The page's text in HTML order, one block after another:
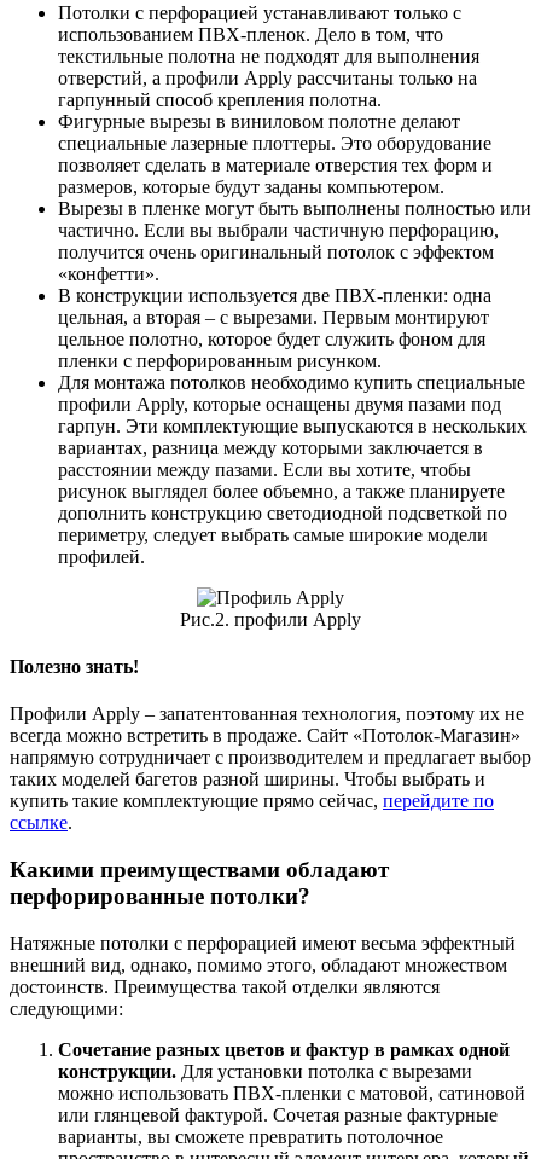
Потолки с перфорацией устанавливают только с
использованием ПВХ-пленок. Дело в том, что
текстильные полотна не подходят для выполнения
отверстий, а профили Apply рассчитаны только на
гарпунный способ крепления полотна.
Фигурные вырезы в виниловом полотне делают
специальные лазерные плоттеры. Это оборудование
позволяет сделать в материале отверстия тех форм и
размеров, которые будут заданы компьютером.
Вырезы в пленке могут быть выполнены полностью или
частично. Если вы выбрали частичную перфорацию,
получится очень оригинальный потолок с эффектом
«конфетти».
В конструкции используется две ПВХ-пленки: одна
цельная, а вторая – с вырезами. Первым монтируют
цельное полотно, которое будет служить фоном для
пленки с перфорированным рисунком.
Для монтажа потолков необходимо купить специальные
профили Apply, которые оснащены двумя пазами под
гарпун. Эти комплектующие выпускаются в нескольких
вариантах, разница между которыми заключается в
расстоянии между пазами. Если вы хотите, чтобы
рисунок выглядел более объемно, а также планируете
дополнить конструкцию светодиодной подсветкой по
периметру, следует выбрать самые широкие модели
профилей.
Рис.2. профили Apply
Полезно знать!
Профили Apply – запатентованная технология, поэтому их не
всегда можно встретить в продаже. Сайт «Потолок-Магазин»
напрямую сотрудничает с производителем и предлагает выбор
таких моделей багетов разной ширины. Чтобы выбрать и
купить такие комплектующие прямо сейчас, перейдите по
ссылке.
Какими преимуществами обладают
перфорированные потолки?
Натяжные потолки с перфорацией имеют весьма эффектный
внешний вид, однако, помимо этого, обладают множеством
достоинств. Преимущества такой отделки являются
следующими:
Сочетание разных цветов и фактур в рамках одной
конструкции. Для установки потолка с вырезами
можно использовать ПВХ-пленки с матовой, сатиновой
или глянцевой фактурой. Сочетая разные фактурные
варианты, вы сможете превратить потолочное